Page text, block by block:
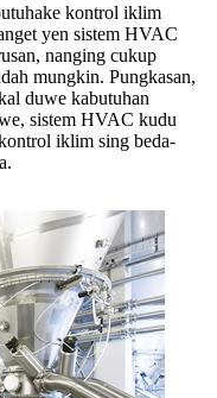
kontrol iklim
yen sistem HVAC
nanging cukup
mungkin. Pungkasan,
duwe kabutuhan
sistem HVAC kudu
iklim sing beda-